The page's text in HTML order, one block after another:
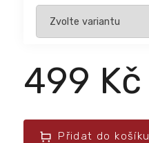
499 Kč
Přidat do košíku